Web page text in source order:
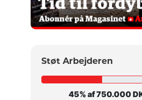
Støt Arbejderen
45% af 750.000